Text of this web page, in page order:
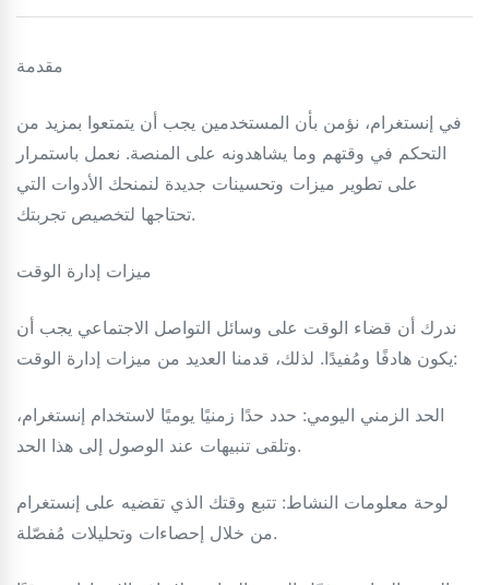
مقدمة
في إنستغرام، نؤمن بأن المستخدمين يجب أن يتمتعوا بمزيد من
التحكم في وقتهم وما يشاهدونه على المنصة. نعمل باستمرار
على تطوير ميزات وتحسينات جديدة لنمنحك الأدوات التي
تحتاجها لتخصيص تجربتك.
ميزات إدارة الوقت
ندرك أن قضاء الوقت على وسائل التواصل الاجتماعي يجب أن
يكون هادفًا ومُفيدًا. لذلك، قدمنا ​​العديد من ميزات إدارة الوقت:
الحد الزمني اليومي: حدد حدًا زمنيًا يوميًا لاستخدام إنستغرام،
وتلقى تنبيهات عند الوصول إلى هذا الحد.
لوحة معلومات النشاط: تتبع وقتك الذي تقضيه على إنستغرام
من خلال إحصاءات وتحليلات مُفصّلة.